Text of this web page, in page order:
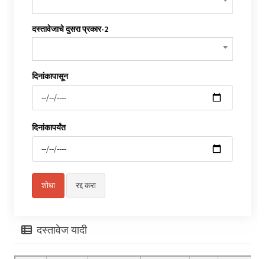
दस्तावेजाचे दुसरा प्रकार-2
दिनांकापासून
दिनांकापर्यंत
दस्तावेज यादी